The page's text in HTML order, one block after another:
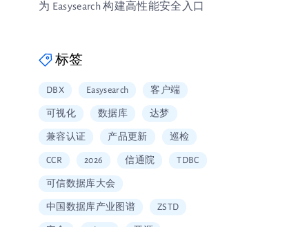
为 Easysearch 构建高性能安全入口
标签
DBX Easysearch 客户端
可视化 数据库 达梦
兼容认证 产品更新 巡检
CCR 2026 信通院 TDBC
可信数据库大会
中国数据库产业图谱 ZSTD